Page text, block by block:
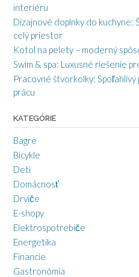
interiéru
Dizajnové doplnky do kuchyne:
celý priestor
Kotol na pelety – moderný
Swim & spa: Luxusné riešenie
Pracovné štvorkolky:
prácu
KATEGÓRIE
Bagre
Bicykle
Deti
Domácnosť
Drviče
E-shopy
Elektrospotrebiče
Energetika
Financie
Gastronómia